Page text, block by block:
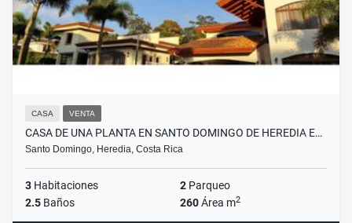
CASA VENTA
CASA DE UNA PLANTA EN SANTO DOMINGO DE HEREDIA E…
Santo Domingo, Heredia, Costa Rica
3 Habitaciones 2 Parqueo
2.5 Baños 260Área m2